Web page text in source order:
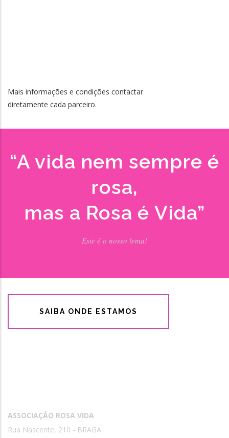
Mais informações e condições contactar
diretamente cada parceiro.
“A vida nem sempre é
rosa,
mas a Rosa é Vida”
Este é o nosso lema!
SAIBA ONDE ESTAMOS
ASSOCIAÇÃO ROSA VIDA
Rua Nascente, 210 - BRAGA